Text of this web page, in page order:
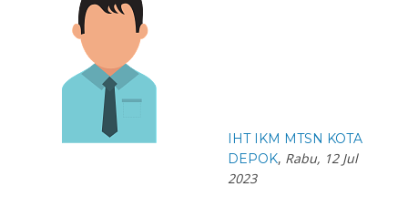
IHT IKM MTSN KOTA
DEPOK, Rabu, 12 Jul
2023